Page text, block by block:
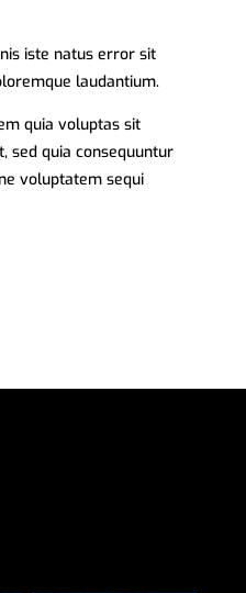
iste natus error sit
laudantium.
quia voluptas sit
sed quia consequuntur
voluptatem sequi